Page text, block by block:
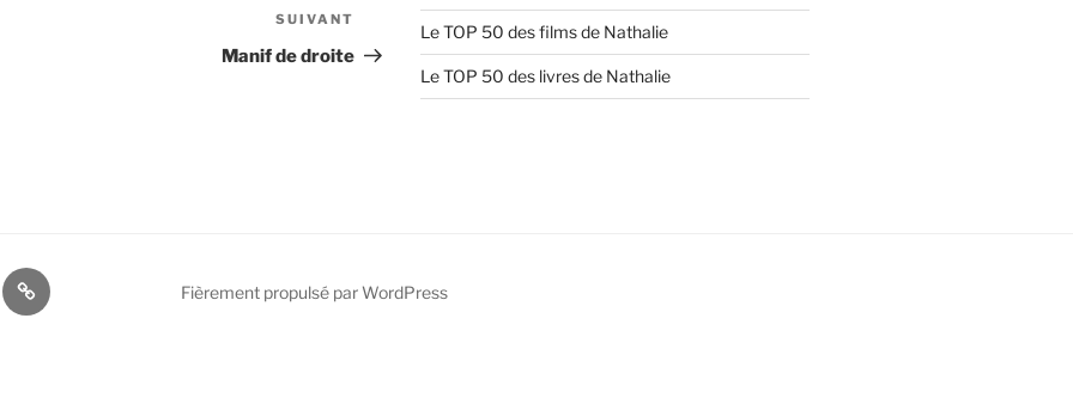
suivant
SUIVANT
Manif de droite
Le TOP 50 des films de Nathalie
Le TOP 50 des livres de Nathalie
Blog
Lucille
Fièrement propulsé par WordPress